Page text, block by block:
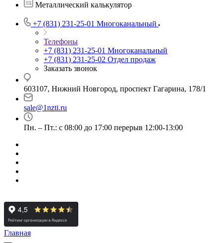
Металлический калькулятор
+7 (831) 231-25-01 Многоканальный
Телефоны
+7 (831) 231-25-01 Многоканальный
+7 (831) 231-25-02 Отдел продаж
Заказать звонок
603107, Нижний Новгород, проспект Гагарина, 178/1
sale@1nzti.ru
Пн. – Пт.: с 08:00 до 17:00 перерыв 12:00-13:00
Главная